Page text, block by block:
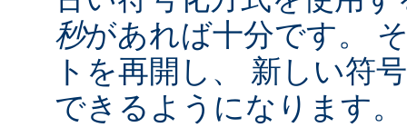
秒があれば十分です。
トを再開し、 新しい符
できるようになります。